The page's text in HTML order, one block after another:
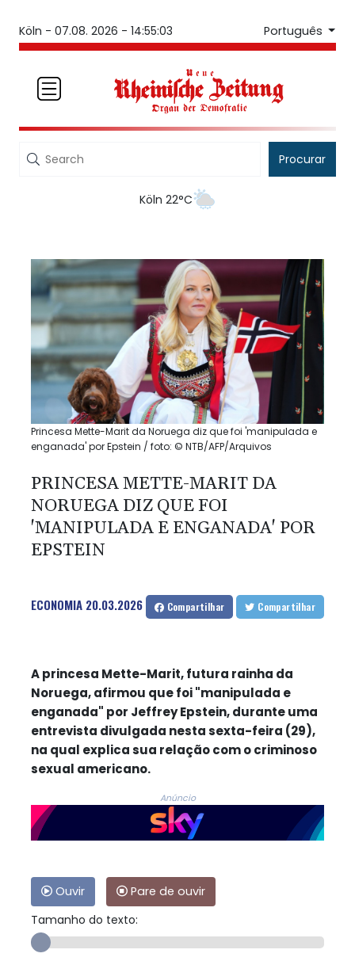
Köln - 07.08. 2026 - 14:55:03 Português
Procurar
Köln 22°C
Princesa Mette-Marit da Noruega diz que foi 'manipulada e
enganada' por Epstein / foto: © NTB/AFP/Arquivos
PRINCESA METTE-MARIT DA
NORUEGA DIZ QUE FOI
'MANIPULADA E ENGANADA' POR
EPSTEIN
ECONOMIA 20.03.2026 Compartilhar Compartilhar
A princesa Mette-Marit, futura rainha da
Noruega, afirmou que foi "manipulada e
enganada" por Jeffrey Epstein, durante uma
entrevista divulgada nesta sexta-feira (29),
na qual explica sua relação com o criminoso
sexual americano.
Anúncio
Ouvir
Pare de ouvir
Tamanho do texto: